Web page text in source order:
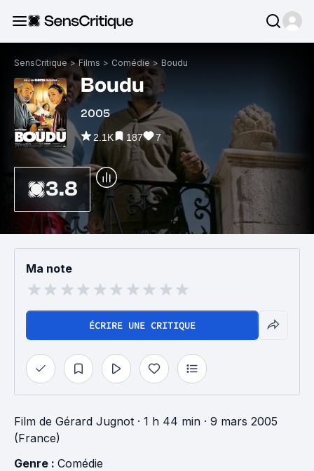
SensCritique > Films > Comédie > Boudu
Boudu
2005
2.1K 187 7
3.8
Ma note
ÉCRIRE UNE CRITIQUE
Film de Gérard Jugnot · 1 h 44 min · 9 mars 2005
(France)
Genre : Comédie